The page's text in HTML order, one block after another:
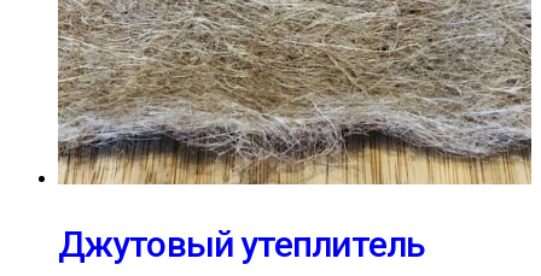
Джутовый утеплитель